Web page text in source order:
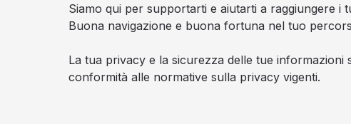
Siamo qui per supportarti e aiutarti a raggiungere i
Buona navigazione e buona fortuna nel tuo
La tua privacy e la sicurezza delle tue
conformità alle normative sulla privacy vigenti.